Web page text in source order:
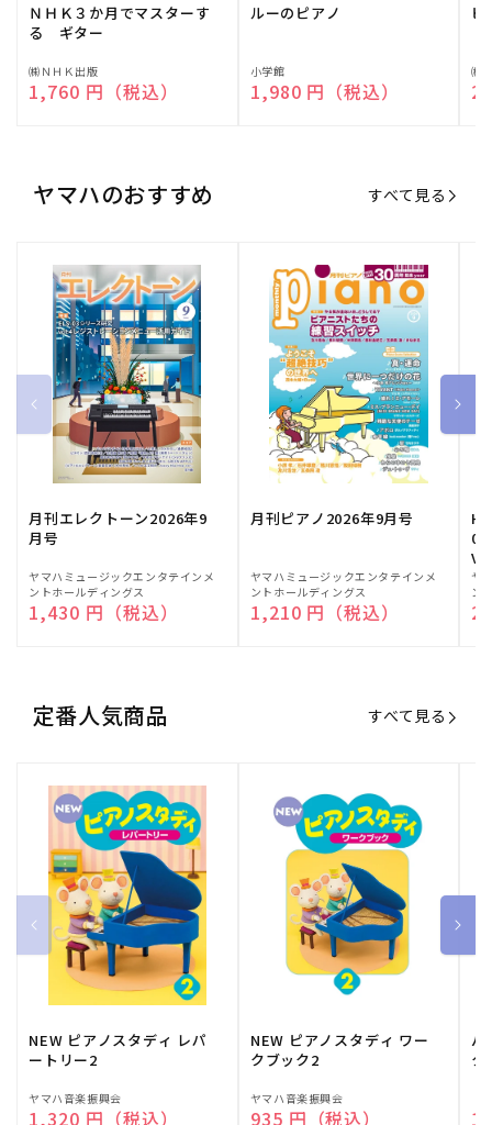
ＮＨＫ３か月でマスターす
る ギター
販
売
㈱ＮＨＫ出版
通常価格
1,760 円（税込）
ルーのピアノ
販
売
小学館
通常価格
1,980 円（税込）
ピ
販
売
㈱
ヤマハのおすすめ すべて見る
月刊エレクトーン2026年9
月号
販
売
元:
ヤマハミュージックエンタテインメ
ントホールディングス
通常価格
1,430 円（税込）
月刊ピアノ2026年9月号
販
売
元:
ヤマハミュージックエンタテインメ
ントホールディングス
通常価格
1,210 円（税込）
販
売
元:
ヤ
ン
定番人気商品 すべて見る
NEW ピアノスタディ レパ
ートリー2
販
ヤマハ音楽振興会
通常価格
1,320 円（税込）
NEW ピアノスタディ ワー
クブック2
販
ヤマハ音楽振興会
通常価格
935 円（税込）
バ
ク